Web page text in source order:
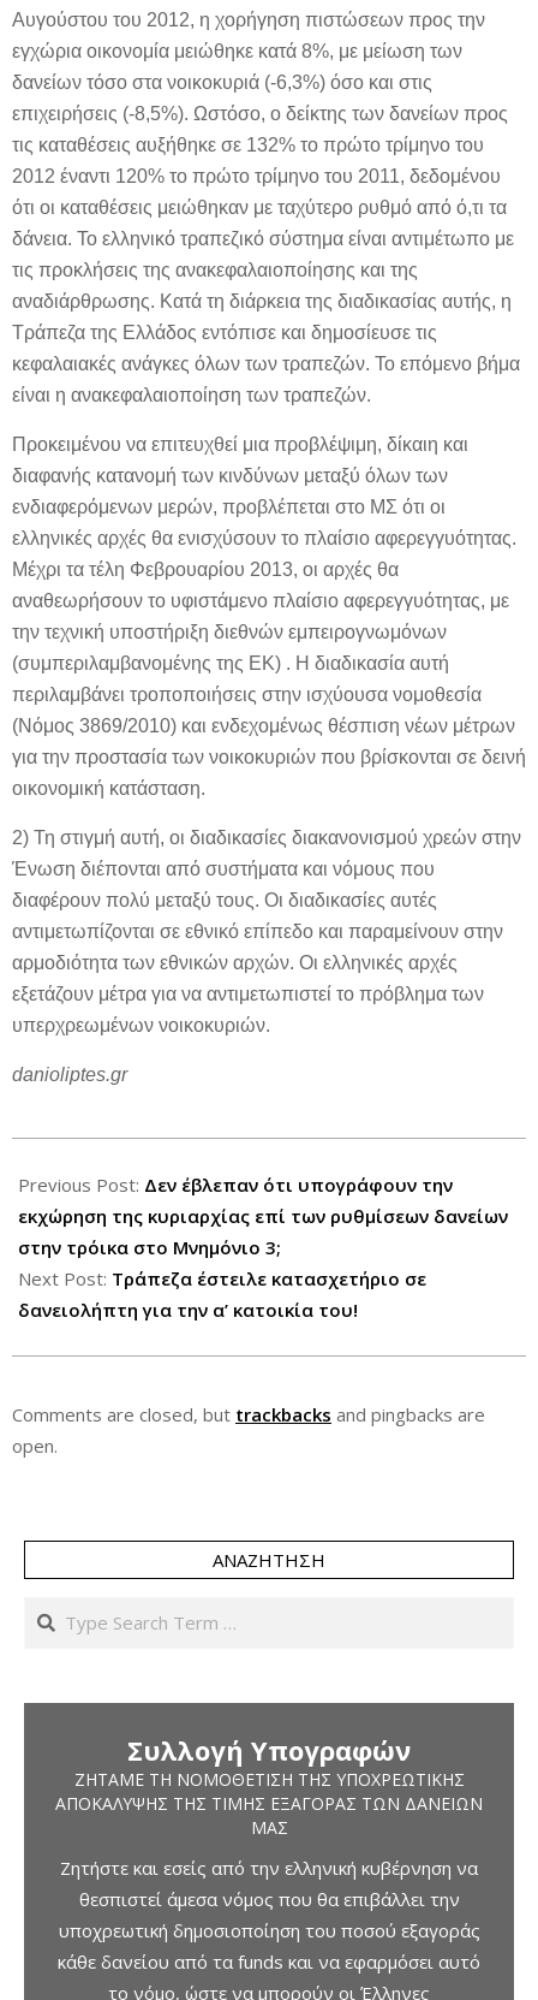
Αυγούστου του 2012, η χορήγηση πιστώσεων προς την
εγχώρια οικονομία μειώθηκε κατά 8%, με μείωση των
δανείων τόσο στα νοικοκυριά (-6,3%) όσο και στις
επιχειρήσεις (-8,5%). Ωστόσο, ο δείκτης των δανείων προς
τις καταθέσεις αυξήθηκε σε 132% το πρώτο τρίμηνο του
2012 έναντι 120% το πρώτο τρίμηνο του 2011, δεδομένου
ότι οι καταθέσεις μειώθηκαν με ταχύτερο ρυθμό από ό,τι τα
δάνεια. Το ελληνικό τραπεζικό σύστημα είναι αντιμέτωπο με
τις προκλήσεις της ανακεφαλαιοποίησης και της
αναδιάρθρωσης. Κατά τη διάρκεια της διαδικασίας αυτής, η
Τράπεζα της Ελλάδος εντόπισε και δημοσίευσε τις
κεφαλαιακές ανάγκες όλων των τραπεζών. Το επόμενο βήμα
είναι η ανακεφαλαιοποίηση των τραπεζών.
Προκειμένου να επιτευχθεί μια προβλέψιμη, δίκαιη και
διαφανής κατανομή των κινδύνων μεταξύ όλων των
ενδιαφερόμενων μερών, προβλέπεται στο ΜΣ ότι οι
ελληνικές αρχές θα ενισχύσουν το πλαίσιο αφερεγγυότητας.
Μέχρι τα τέλη Φεβρουαρίου 2013, οι αρχές θα
αναθεωρήσουν το υφιστάμενο πλαίσιο αφερεγγυότητας, με
την τεχνική υποστήριξη διεθνών εμπειρογνωμόνων
(συμπεριλαμβανομένης της ΕΚ) . Η διαδικασία αυτή
περιλαμβάνει τροποποιήσεις στην ισχύουσα νομοθεσία
(Νόμος 3869/2010) και ενδεχομένως θέσπιση νέων μέτρων
για την προστασία των νοικοκυριών που βρίσκονται σε δεινή
οικονομική κατάσταση.
2) Τη στιγμή αυτή, οι διαδικασίες διακανονισμού χρεών στην
Ένωση διέπονται από συστήματα και νόμους που
διαφέρουν πολύ μεταξύ τους. Οι διαδικασίες αυτές
αντιμετωπίζονται σε εθνικό επίπεδο και παραμείνουν στην
αρμοδιότητα των εθνικών αρχών. Οι ελληνικές αρχές
εξετάζουν μέτρα για να αντιμετωπιστεί το πρόβλημα των
υπερχρεωμένων νοικοκυριών.
danioliptes.gr
03-
16
Previous Post: Δεν έβλεπαν ότι υπογράφουν την
εκχώρηση της κυριαρχίας επί των ρυθμίσεων δανείων
στην τρόικα στο Μνημόνιο 3;
Next Post: Τράπεζα έστειλε κατασχετήριο σε
δανειολήπτη για την α’ κατοικία του!
Comments are closed, but trackbacks and pingbacks are
open.
ΑΝΑΖΉΤΗΣΗ
Search
Συλλογή Υπογραφών
ΖΗΤΆΜΕ ΤΗ ΝΟΜΟΘΈΤΙΣΗ ΤΗΣ ΥΠΟΧΡΕΩΤΙΚΉΣ
ΑΠΟΚΆΛΥΨΗΣ ΤΗΣ ΤΙΜΉΣ ΕΞΑΓΟΡΆΣ ΤΩΝ ΔΑΝΕΊΩΝ
ΜΑΣ
Ζητήστε και εσείς από την ελληνική κυβέρνηση να
θεσπιστεί άμεσα νόμος που θα επιβάλλει την
υποχρεωτική δημοσιοποίηση του ποσού εξαγοράς
κάθε δανείου από τα funds και να εφαρμόσει αυτό
το νόμο, ώστε να μπορούν οι Έλληνες